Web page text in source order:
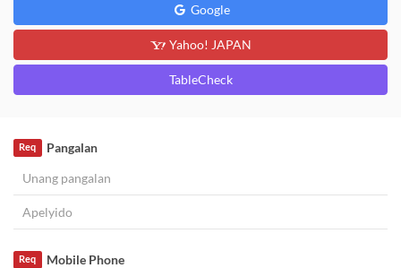
Google
Yahoo! JAPAN
TableCheck
Pangalan
Req
Mobile Phone
Req